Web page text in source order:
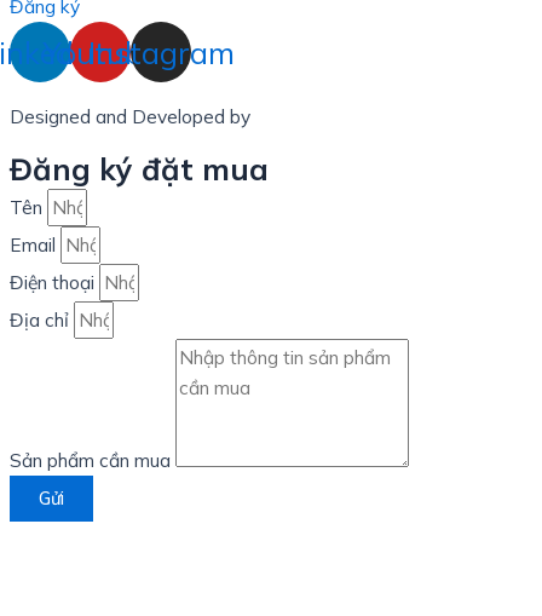
Đăng ký
Youtube
Instagram
Designed and Developed by
Đăng ký đặt mua
Tên
Email
Điện thoại
Địa chỉ
Sản phẩm cần mua
Gửi